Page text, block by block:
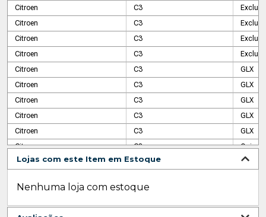
Citroen
C3
Citroen
C3
Citroen
C3
Citroen
C3
Citroen
C3
GLX
Citroen
C3
GLX
Citroen
C3
GLX
Citroen
C3
GLX
Citroen
C3
GLX
Citroen
C3
Ocimar
Citroen
C3
Citroen
C3
Citroen
C3
XTR
Lojas com este Item em Estoque
Nenhuma loja com estoque